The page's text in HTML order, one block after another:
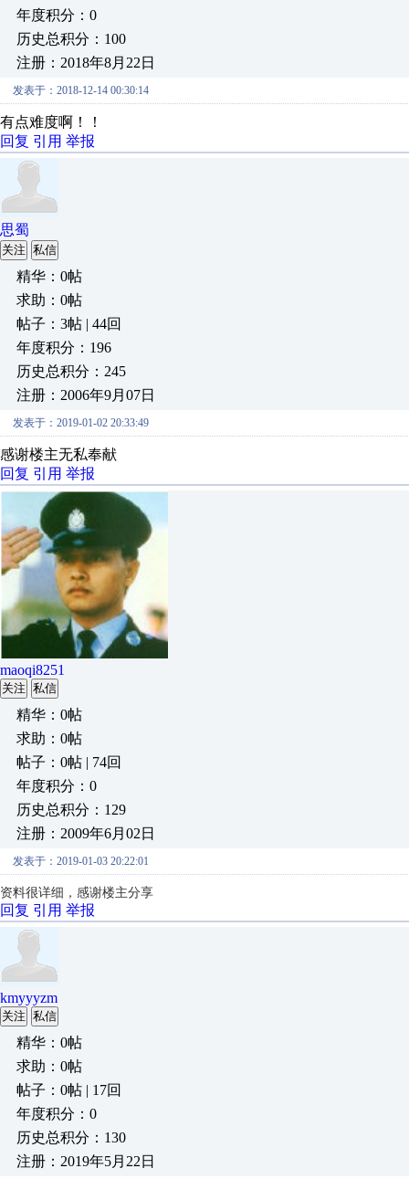
年度积分：0
历史总积分：100
注册：2018年8月22日
发表于：2018-12-14 00:30:14
有点难度啊！！
回复 引用 举报
思蜀
关注 私信
精华：0帖
求助：0帖
帖子：3帖 | 44回
年度积分：196
历史总积分：245
注册：2006年9月07日
发表于：2019-01-02 20:33:49
感谢楼主无私奉献
回复 引用 举报
maoqi8251
关注 私信
精华：0帖
求助：0帖
帖子：0帖 | 74回
年度积分：0
历史总积分：129
注册：2009年6月02日
发表于：2019-01-03 20:22:01
资料很详细，感谢楼主分享
回复 引用 举报
kmyyyzm
关注 私信
精华：0帖
求助：0帖
帖子：0帖 | 17回
年度积分：0
历史总积分：130
注册：2019年5月22日